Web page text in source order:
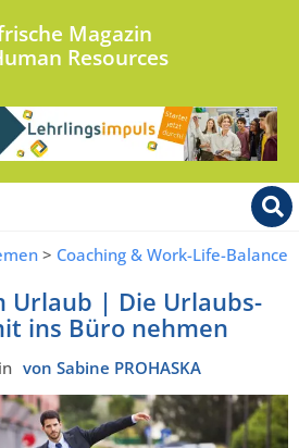
Magazin
Resources
> Coaching & Work-Life-Balance
Urlaub | Die Urlaubs-
ins Büro nehmen
von Sabine PROHASKA